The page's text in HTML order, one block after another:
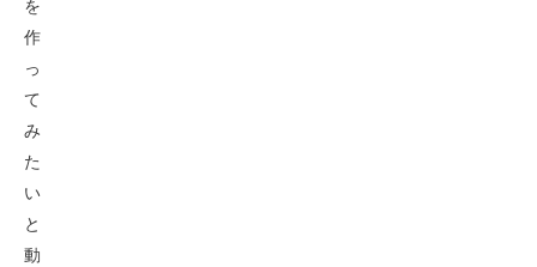
を
作
っ
て
み
た
い
と
動